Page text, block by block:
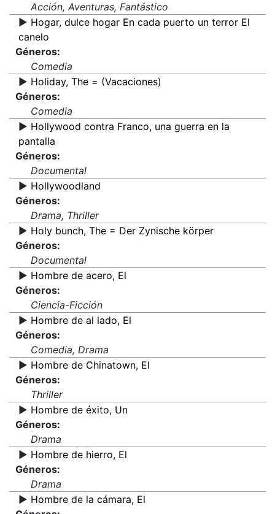
Acción, Aventuras, Fantástico
▶️ Hogar, dulce hogar En cada puerto un terror El
canelo
Géneros:
Comedia
▶️ Holiday, The = (Vacaciones)
Géneros:
Comedia
▶️ Hollywood contra Franco, una guerra en la
pantalla
Géneros:
Documental
▶️ Hollywoodland
Géneros:
Drama, Thriller
▶️ Holy bunch, The = Der Zynische körper
Géneros:
Documental
▶️ Hombre de acero, El
Géneros:
Ciencia-Ficción
▶️ Hombre de al lado, El
Géneros:
Comedia, Drama
▶️ Hombre de Chinatown, El
Géneros:
Thriller
▶️ Hombre de éxito, Un
Géneros:
Drama
▶️ Hombre de hierro, El
Géneros:
Drama
▶️ Hombre de la cámara, El